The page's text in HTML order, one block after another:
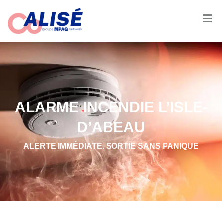
ALARME INCENDIE L’ISLE-
D’ABEAU
ALERTE IMMÉDIATE. SORTIE SANS PANIQUE